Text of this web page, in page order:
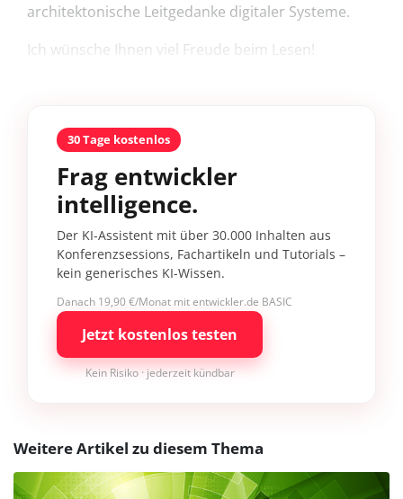
architektonische Leitgedanke digitaler Systeme.
Ich wünsche Ihnen viel Freude beim Lesen!
30 Tage kostenlos
Frag entwickler
intelligence.
Der KI-Assistent mit über 30.000 Inhalten aus
Konferenzsessions, Fachartikeln und Tutorials –
kein generisches KI-Wissen.
Danach 19,90 €/Monat mit entwickler.de BASIC
Jetzt kostenlos testen
Kein Risiko · jederzeit kündbar
Weitere Artikel zu diesem Thema